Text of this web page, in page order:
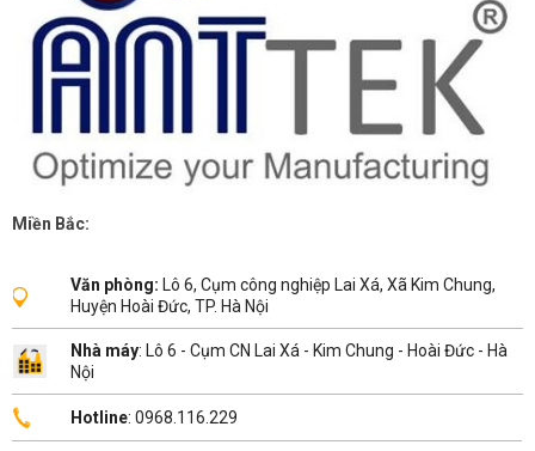
Miền Bắc:
Văn phòng: Lô 6, Cụm công nghiệp Lai Xá, Xã Kim Chung,
Huyện Hoài Đức, TP. Hà Nội
Nhà máy: Lô 6 - Cụm CN Lai Xá - Kim Chung - Hoài Đức - Hà
Nội
Hotline: 0968.116.229